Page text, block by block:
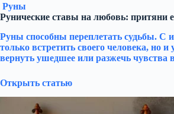
Руны
Рунические ставы на любовь: притяни
Руны способны переплетать судьбы.
только встретить своего человека, но
вернуть ушедшее или разжечь чувства
Открыть статью